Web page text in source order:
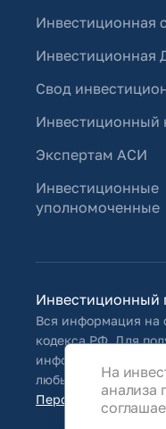
Инвестиционная
Инвестиционная
Свод
Инвестиционный
Экспертам АСИ
Инвестиционные
уполномоченные
Инвестиционный
Вся информация на
кодекса РФ. Для
информацию,
любым иным
Персональные
На
анализа